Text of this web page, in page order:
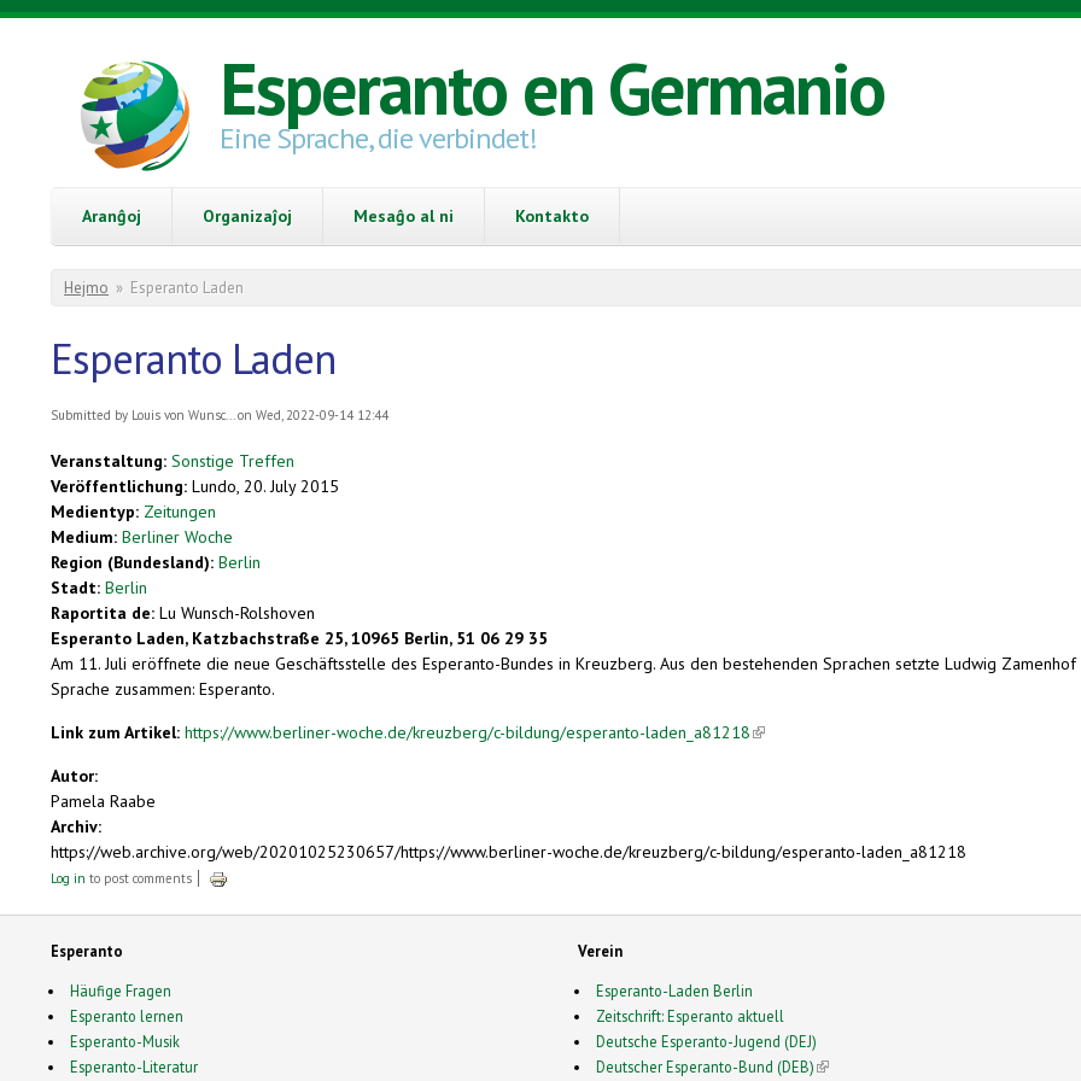
Skip to main content
Esperanto en Germanio
Eine Sprache, die verbindet!
Aranĝoj Organizaĵoj Mesaĝo al ni Kontakto
You are here
Hejmo » Esperanto Laden
Esperanto Laden
Submitted by Louis von Wunsc...on Wed, 2022-09-14 12:44
Veranstaltung: Sonstige Treffen
Veröffentlichung: Lundo, 20. July 2015
Medientyp: Zeitungen
Medium: Berliner Woche
Region (Bundesland): Berlin
Stadt: Berlin
Raportita de: Lu Wunsch-Rolshoven
Esperanto Laden, Katzbachstraße 25, 10965 Berlin, 51 06 29 35
Am 11. Juli eröffnete die neue Geschäftsstelle des Esperanto-Bundes in Kreuzberg. Aus den bestehenden Sprachen setzte Ludwig
Sprache zusammen: Esperanto.
Link zum Artikel: https://www.berliner-woche.de/kreuzberg/c-bildung/esperanto-laden_a81218(link is external)
Autor:
Pamela Raabe
Archiv:
https://web.archive.org/web/20201025230657/https://www.berliner-woche.de/kreuzberg/c-bildung/esperanto-laden_a81218
Log in to post comments
Esperanto
Häufige Fragen
Esperanto lernen
Esperanto-Musik
Esperanto-Literatur
Verein
Esperanto-Laden Berlin
Zeitschrift: Esperanto aktuell
Deutsche Esperanto-Jugend (DEJ)
Deutscher Esperanto-Bund (DEB)(link is external)